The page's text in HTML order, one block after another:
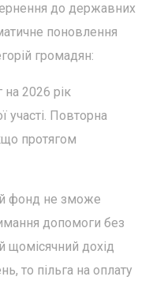
до державних
поновлення
громадян:
2026 рік
участі. Повторна
протягом
фонд не зможе
допомоги без
щомісячний дохід
то пільга на оплату